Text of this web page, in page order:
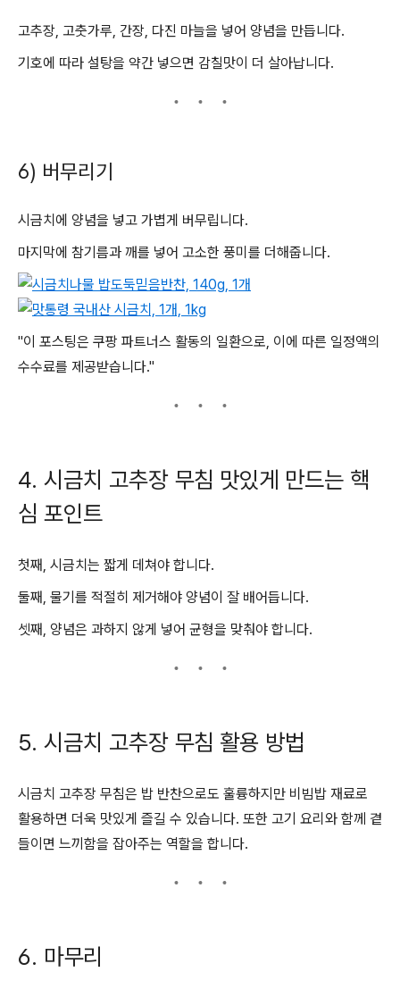
고추장, 고춧가루, 간장, 다진 마늘을 넣어 양념을 만듭니다.
기호에 따라 설탕을 약간 넣으면 감칠맛이 더 살아납니다.
6) 버무리기
시금치에 양념을 넣고 가볍게 버무립니다.
마지막에 참기름과 깨를 넣어 고소한 풍미를 더해줍니다.
"이 포스팅은 쿠팡 파트너스 활동의 일환으로, 이에 따른 일정액의
수수료를 제공받습니다."
4. 시금치 고추장 무침 맛있게 만드는 핵
심 포인트
첫째, 시금치는 짧게 데쳐야 합니다.
둘째, 물기를 적절히 제거해야 양념이 잘 배어듭니다.
셋째, 양념은 과하지 않게 넣어 균형을 맞춰야 합니다.
5. 시금치 고추장 무침 활용 방법
시금치 고추장 무침은 밥 반찬으로도 훌륭하지만 비빔밥 재료로
활용하면 더욱 맛있게 즐길 수 있습니다. 또한 고기 요리와 함께 곁
들이면 느끼함을 잡아주는 역할을 합니다.
6. 마무리